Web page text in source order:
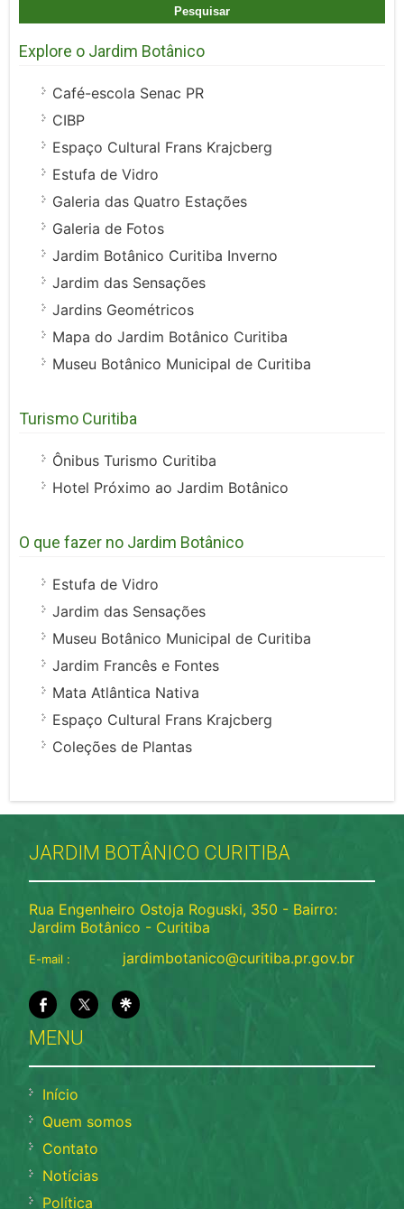
Explore o Jardim Botânico
Café-escola Senac PR
CIBP
Espaço Cultural Frans Krajcberg
Estufa de Vidro
Galeria das Quatro Estações
Galeria de Fotos
Jardim Botânico Curitiba Inverno
Jardim das Sensações
Jardins Geométricos
Mapa do Jardim Botânico Curitiba
Museu Botânico Municipal de Curitiba
Turismo Curitiba
Ônibus Turismo Curitiba
Hotel Próximo ao Jardim Botânico
O que fazer no Jardim Botânico
Estufa de Vidro
Jardim das Sensações
Museu Botânico Municipal de Curitiba
Jardim Francês e Fontes
Mata Atlântica Nativa
Espaço Cultural Frans Krajcberg
Coleções de Plantas
JARDIM BOTÂNICO CURITIBA
Rua Engenheiro Ostoja Roguski, 350 - Bairro:
Jardim Botânico - Curitiba
E-mail : jardimbotanico@curitiba.pr.gov.br
MENU
Início
Quem somos
Contato
Notícias
Política